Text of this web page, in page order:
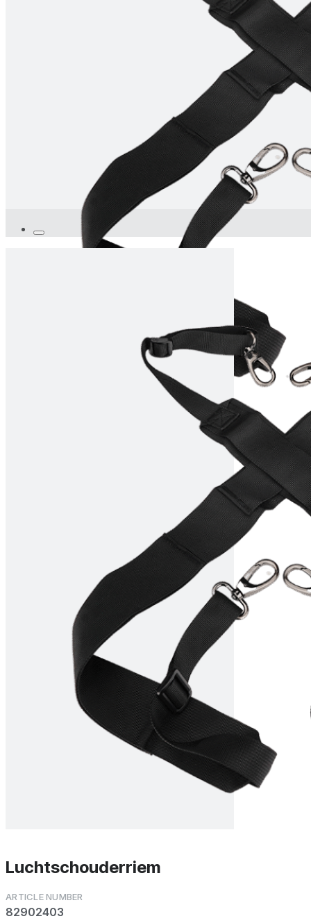
Luchtschouderriem
82902403